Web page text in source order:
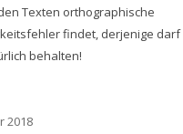
Texten orthographische
findet, derjenige darf
behalten!
2018